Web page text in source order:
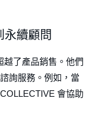
永續顧問
越了產品銷售。他們
詢服務。例如，當
會協助